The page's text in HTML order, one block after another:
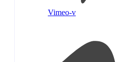
Vimeo-v